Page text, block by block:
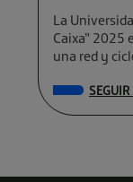
La
Caixa” 2025
una red y